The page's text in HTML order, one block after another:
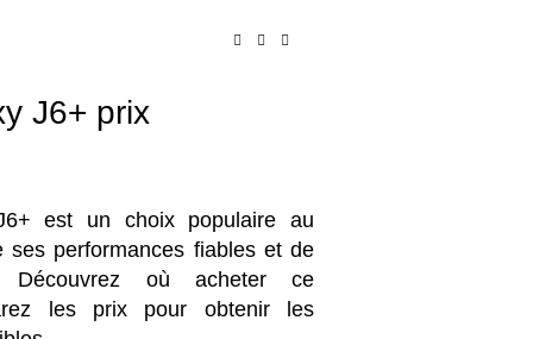
J6+ prix
est un choix populaire au
ses performances fiables et de
Découvrez où acheter ce
les prix pour obtenir les